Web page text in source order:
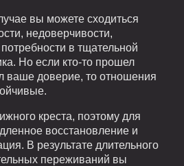
вы можете сходиться
недоверчивости,
в тщательной
Но если кто-то прошел
ваше доверие, то отношения
креста, поэтому для
восстановление и
В результате длительного
переживаний вы